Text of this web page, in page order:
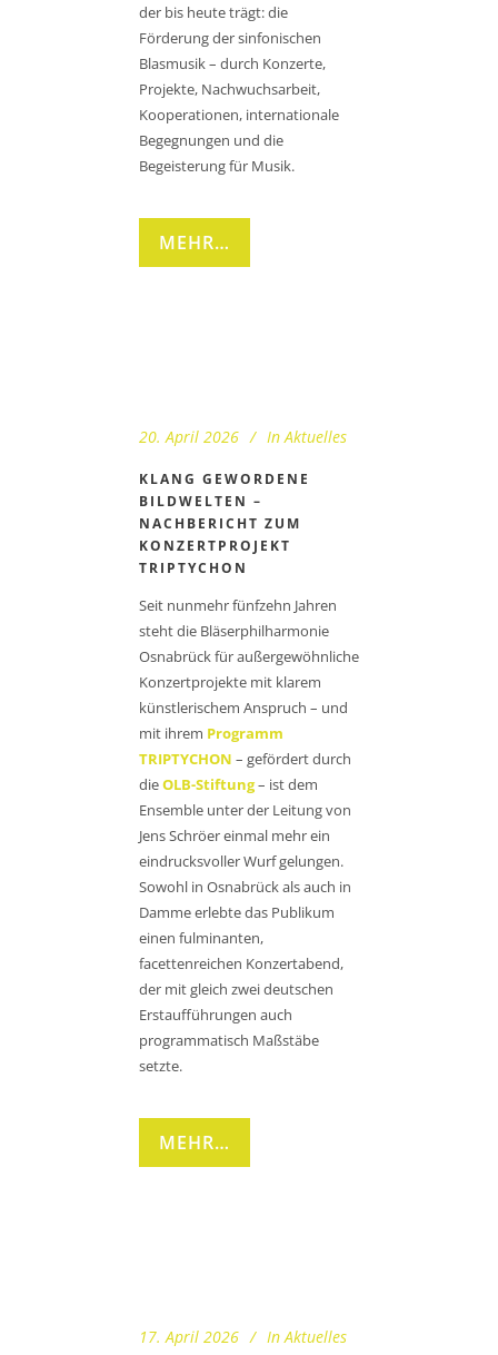
der bis heute trägt: die
Förderung der sinfonischen
Blasmusik – durch Konzerte,
Projekte, Nachwuchsarbeit,
Kooperationen, internationale
Begegnungen und die
Begeisterung für Musik.
MEHR…
20. April 2026 In Aktuelles
KLANG GEWORDENE
BILDWELTEN –
NACHBERICHT ZUM
KONZERTPROJEKT
TRIPTYCHON
Seit nunmehr fünfzehn Jahren
steht die Bläserphilharmonie
Osnabrück für außergewöhnliche
Konzertprojekte mit klarem
künstlerischem Anspruch – und
mit ihrem Programm
TRIPTYCHON – gefördert durch
dieOLB-Stiftung– ist dem
Ensemble unter der Leitung von
Jens Schröer einmal mehr ein
eindrucksvoller Wurf gelungen.
Sowohl in Osnabrück als auch in
Damme erlebte das Publikum
einen fulminanten,
facettenreichen Konzertabend,
der mit gleich zwei deutschen
Erstaufführungen auch
programmatisch Maßstäbe
setzte.
MEHR…
17. April 2026 In Aktuelles